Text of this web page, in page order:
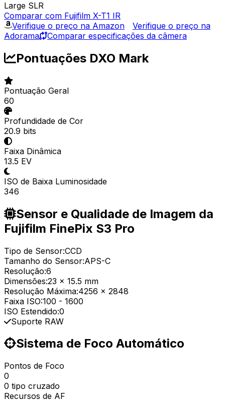
Large SLR
Comparar com Fujifilm X-T1 IR
Verifique o preço na Amazon
Verifique o preço na
Adorama
Comparar especificações da câmera
Pontuações DXO Mark
Pontuação Geral
60
Profundidade de Cor
20.9 bits
Faixa Dinâmica
13.5 EV
ISO de Baixa Luminosidade
346
Sensor e Qualidade de Imagem da
Fujifilm FinePix S3 Pro
Tipo de Sensor:CCD
Tamanho do Sensor:APS-C
Resolução:6
Dimensões:23 x 15.5 mm
Resolução Máxima:4256 x 2848
Faixa ISO:100 - 1600
ISO Estendido:0
Suporte RAW
Sistema de Foco Automático
Pontos de Foco
0
0 tipo cruzado
Recursos de AF